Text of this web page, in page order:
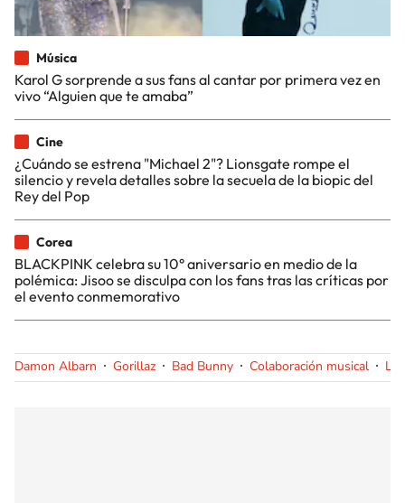
Música
Karol G sorprende a sus fans al cantar por primera vez en
vivo “Alguien que te amaba”
Cine
¿Cuándo se estrena "Michael 2"? Lionsgate rompe el
silencio y revela detalles sobre la secuela de la biopic del
Rey del Pop
Corea
BLACKPINK celebra su 10° aniversario en medio de la
polémica: Jisoo se disculpa con los fans tras las críticas por
el evento conmemorativo
Damon Albarn Gorillaz Bad Bunny Colaboración musical